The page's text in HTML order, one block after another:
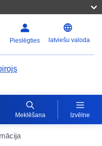
Pieslēgties latviešu valoda
Meklēšana Izvēlne